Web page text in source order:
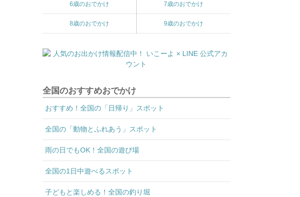
6歳のおでかけ 7歳のおでかけ
8歳のおでかけ 9歳のおでかけ
全国のおすすめおでかけ
おすすめ！全国の「日帰り」スポット
全国の「動物とふれあう」スポット
雨の日でもOK！全国の遊び場
全国の1日中遊べるスポット
子どもと楽しめる！全国の釣り堀